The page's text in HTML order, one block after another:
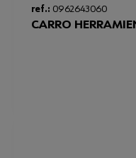
ref.: 0962643060
CARRO